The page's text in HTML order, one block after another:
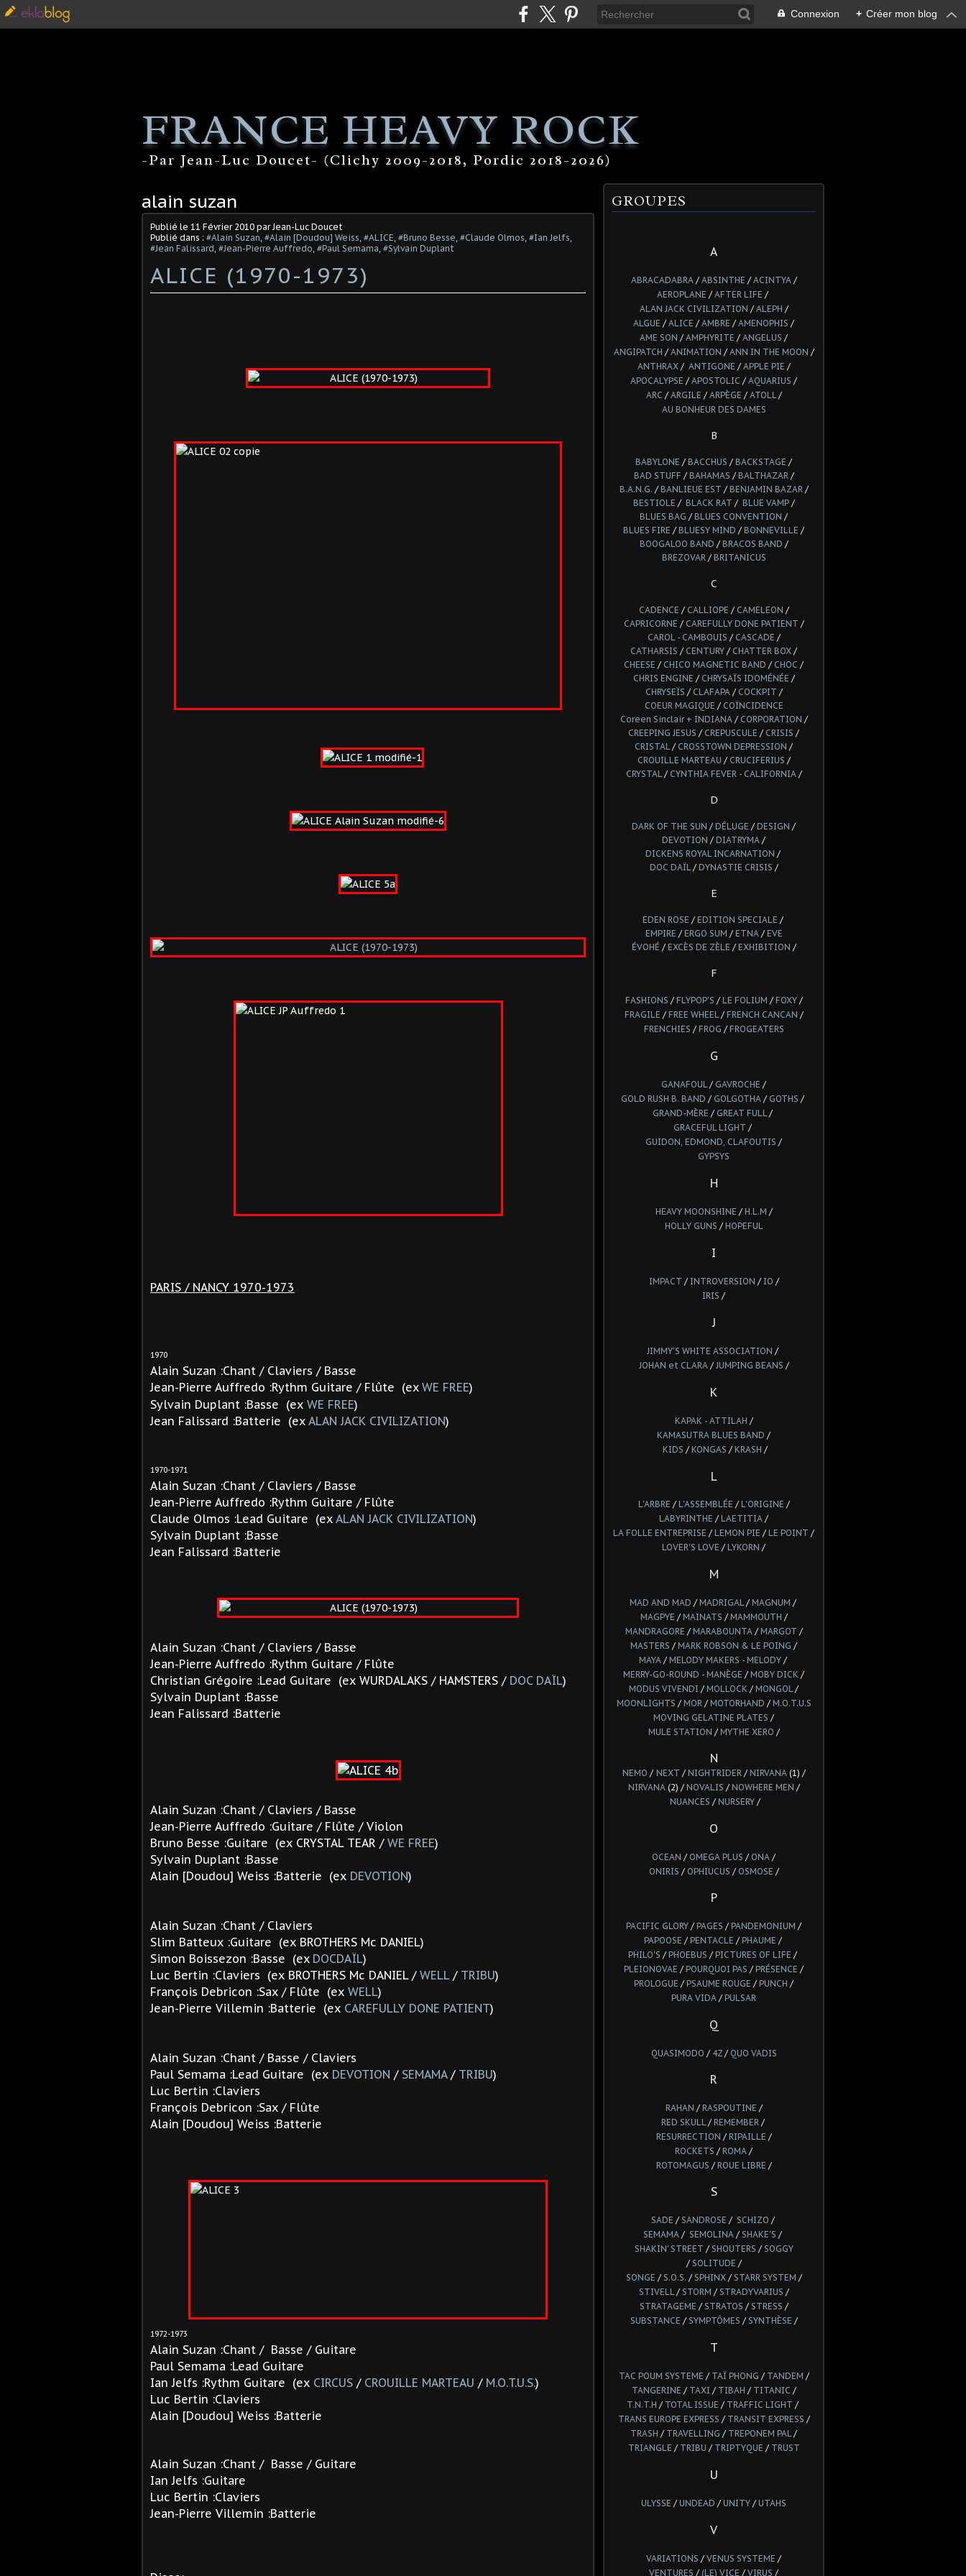
Connexion + Créer mon blog
FRANCE HEAVY ROCK
-Par Jean-Luc Doucet- (Clichy 2009-2018, Pordic 2018-2026)
alain suzan
Publié le 11 Février 2010 par Jean-Luc Doucet
Publié dans : #Alain Suzan, #Alain [Doudou] Weiss, #ALICE, #Bruno Besse, #Claude Olmos, #Ian Jelfs,
#Jean Falissard, #Jean-Pierre Auffredo, #Paul Semama, #Sylvain Duplant
ALICE (1970-1973)
PARIS / NANCY 1970-1973
1970
Alain Suzan :Chant / Claviers / Basse
Jean-Pierre Auffredo :Rythm Guitare / Flûte (ex WE FREE)
Sylvain Duplant :Basse (ex WE FREE)
Jean Falissard :Batterie (ex ALAN JACK CIVILIZATION)
1970-1971
Alain Suzan :Chant / Claviers / Basse
Jean-Pierre Auffredo :Rythm Guitare / Flûte
Claude Olmos :Lead Guitare (ex ALAN JACK CIVILIZATION)
Sylvain Duplant :Basse
Jean Falissard :Batterie
Alain Suzan :Chant / Claviers / Basse
Jean-Pierre Auffredo :Rythm Guitare / Flûte
Christian Grégoire :Lead Guitare (ex WURDALAKS / HAMSTERS / DOC DAÏL)
Sylvain Duplant :Basse
Jean Falissard :Batterie
Alain Suzan :Chant / Claviers / Basse
Jean-Pierre Auffredo :Guitare / Flûte / Violon
Bruno Besse :Guitare (ex CRYSTAL TEAR / WE FREE)
Sylvain Duplant :Basse
Alain [Doudou] Weiss :Batterie (ex DEVOTION)
Alain Suzan :Chant / Claviers
Slim Batteux :Guitare (ex BROTHERS Mc DANIEL)
Simon Boissezon :Basse (ex DOCDAÏL)
Luc Bertin :Claviers (ex BROTHERS Mc DANIEL/ WELL/ TRIBU)
François Debricon :Sax / Flûte (ex WELL)
Jean-Pierre Villemin :Batterie (ex CAREFULLY DONE PATIENT)
Alain Suzan :Chant / Basse / Claviers
Paul Semama :Lead Guitare (ex DEVOTION / SEMAMA/TRIBU)
Luc Bertin :Claviers
François Debricon :Sax / Flûte
Alain [Doudou] Weiss :Batterie
1972-1973
Alain Suzan :Chant / Basse / Guitare
Paul Semama :Lead Guitare
Ian Jelfs :Rythm Guitare (ex CIRCUS / CROUILLE MARTEAU / M.O.T.U.S.)
Luc Bertin :Claviers
Alain [Doudou] Weiss :Batterie
Alain Suzan :Chant / Basse / Guitare
Ian Jelfs :Guitare
Luc Bertin :Claviers
Jean-Pierre Villemin :Batterie
GROUPES
A
ABRACADABRA/ ABSINTHE / ACINTYA/
AEROPLANE / AFTER LIFE /
ALAN JACK CIVILIZATION / ALEPH /
ALGUE / ALICE / AMBRE / AMENOPHIS /
AME SON / AMPHYRITE / ANGELUS /
ANGIPATCH / ANIMATION / ANN IN THE MOON /
ANTHRAX/ ANTIGONE / APPLE PIE /
APOCALYPSE / APOSTOLIC / AQUARIUS /
ARC / ARGILE / ARPÈGE / ATOLL/
AU BONHEUR DES DAMES
B
BABYLONE / BACCHUS / BACKSTAGE /
BAD STUFF / BAHAMAS / BALTHAZAR/
B.A.N.G. / BANLIEUE EST / BENJAMIN BAZAR/
BESTIOLE / BLACK RAT / BLUE VAMP/
BLUES BAG / BLUES CONVENTION /
BLUES FIRE / BLUESY MIND / BONNEVILLE /
BOOGALOO BAND / BRACOS BAND /
BREZOVAR/ BRITANICUS
C
CADENCE / CALLIOPE / CAMELEON /
CAPRICORNE / CAREFULLY DONE PATIENT /
CAROL - CAMBOUIS / CASCADE /
CATHARSIS / CENTURY / CHATTER BOX /
CHEESE / CHICO MAGNETIC BAND / CHOC /
CHRIS ENGINE / CHRYSAÏS IDOMÉNÉE /
CHRYSEÏS / CLAFAPA/ COCKPIT /
COEUR MAGIQUE / COÏNCIDENCE
Coreen Sinclair + INDIANA/ CORPORATION /
CREEPING JESUS / CREPUSCULE / CRISIS /
CRISTAL/ CROSSTOWN DEPRESSION /
CROUILLE MARTEAU / CRUCIFERIUS /
CRYSTAL/ CYNTHIA FEVER - CALIFORNIA/
D
DARK OF THE SUN / DÉLUGE / DESIGN /
DEVOTION / DIATRYMA /
DICKENS ROYAL INCARNATION /
DOC DAÏL/ DYNASTIE CRISIS /
E
EDEN ROSE / EDITION SPECIALE /
EMPIRE / ERGO SUM / ETNA/ EVE
ÉVOHÉ / EXCÈS DE ZÈLE / EXHIBITION /
F
FASHIONS / FLYPOP'S / LE FOLIUM / FOXY/
FRAGILE / FREE WHEEL/ FRENCH CANCAN /
FRENCHIES / FROG / FROGEATERS
G
GANAFOUL/ GAVROCHE /
GOLD RUSH B. BAND / GOLGOTHA / GOTHS /
GRAND-MÈRE / GREAT FULL/
GRACEFUL LIGHT /
GUIDON, EDMOND, CLAFOUTIS /
GYPSYS
H
HEAVY MOONSHINE / H.L.M /
HOLLY GUNS / HOPEFUL
I
IMPACT / INTROVERSION / IO /
IRIS /
J
JIMMY'S WHITE ASSOCIATION /
JOHAN et CLARA/ JUMPING BEANS /
K
KAPAK - ATTILAH /
KAMASUTRA BLUES BAND /
KIDS / KONGAS / KRASH /
L
L'ARBRE / L'ASSEMBLÉE / L'ORIGINE /
LABYRINTHE / LAETITIA /
LA FOLLE ENTREPRISE / LEMON PIE / LE POINT /
LOVER'S LOVE / LYKORN /
M
MAD AND MAD / MADRIGAL/ MAGNUM /
MAGPYE / MAINATS / MAMMOUTH /
MANDRAGORE / MARABOUNTA/ MARGOT /
MASTERS / MARK ROBSON & LE POING /
MAYA/ MELODY MAKERS - MELODY/
MERRY-GO-ROUND - MANÈGE / MOBY DICK /
MODUS VIVENDI / MOLLOCK / MONGOL/
MOONLIGHTS / MOR/ MOTORHAND / M.O.T.U.S
MOVING GELATINE PLATES /
MULE STATION / MYTHE XERO /
N
NEMO / NEXT / NIGHTRIDER/ NIRVANA(1) /
NIRVANA(2) / NOVALIS / NOWHERE MEN /
NUANCES / NURSERY/
O
OCEAN / OMEGA PLUS / ONA /
ONIRIS /OPHIUCUS / OSMOSE /
P
PACIFIC GLORY / PAGES / PANDEMONIUM /
PAPOOSE / PENTACLE / PHAUME /
PHILO'S / PHOEBUS / PICTURES OF LIFE /
PLEIONOVAE / POURQUOI PAS / PRÉSENCE /
PROLOGUE / PSAUME ROUGE / PUNCH /
PURA VIDA / PULSAR
Q
QUASIMODO / 4Z/ QUO VADIS
R
RAHAN / RASPOUTINE /
RED SKULL/ REMEMBER/
RESURRECTION / RIPAILLE /
ROCKETS / ROMA /
ROTOMAGUS / ROUE LIBRE /
S
SADE / SANDROSE / SCHIZO /
SEMAMA / SEMOLINA / SHAKE'S /
SHAKIN' STREET / SHOUTERS / SOGGY
/ SOLITUDE /
SONGE / S.O.S. / SPHINX/ STARR SYSTEM /
STIVELL/ STORM / STRADYVARIUS /
STRATAGEME / STRATOS / STRESS /
SUBSTANCE / SYMPTÔMES / SYNTHÈSE /
T
TAC POUM SYSTEME / TAÏ PHONG / TANDEM /
TANGERINE / TAXI / TIBAH / TITANIC /
T.N.T.H / TOTAL ISSUE / TRAFFIC LIGHT /
TRANS EUROPE EXPRESS / TRANSIT EXPRESS /
TRASH / TRAVELLING / TREPONEM PAL/
TRIANGLE / TRIBU / TRIPTYQUE / TRUST
U
ULYSSE / UNDEAD / UNITY / UTAHS
V
VARIATIONS / VENUS SYSTEME /
VENTURES / (LE) VICE / VIRUS /